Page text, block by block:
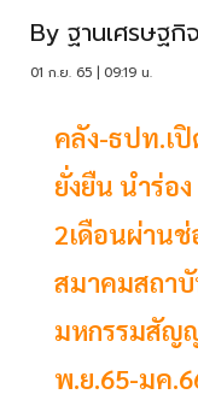
By ฐานเศรษฐกิ
01 ก.ย. 65 | 09:19 น.
คลัง-ธปท.เ
ยั่งยืน นำร่อ
2เดือนผ่าน
สมาคมสถาบั
มหกรรมสัญ
พ.ย.65-มค